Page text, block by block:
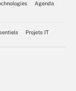
Agenda
Projets IT